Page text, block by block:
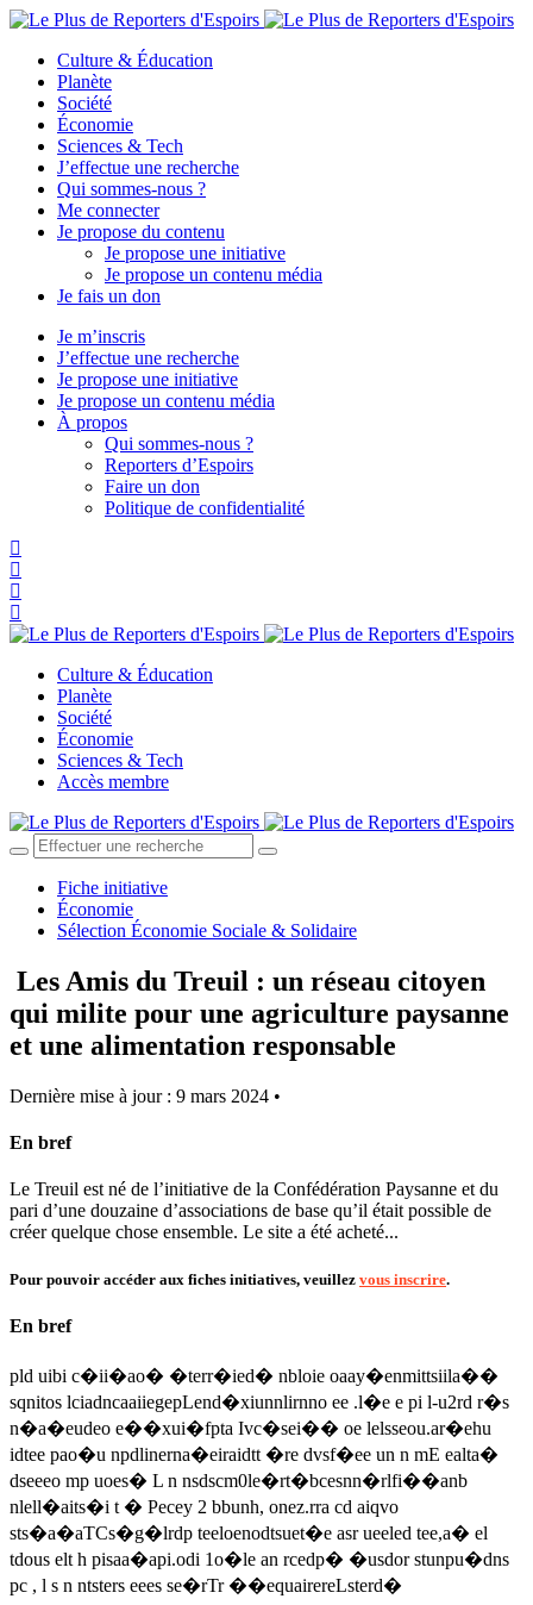
Culture & Éducation
Planète
Société
Économie
Sciences & Tech
J’effectue une recherche
Qui sommes-nous ?
Me connecter
Je propose du contenu
Je propose une initiative
Je propose un contenu média
Je fais un don
Je m’inscris
J’effectue une recherche
Je propose une initiative
Je propose un contenu média
À propos
Qui sommes-nous ?
Reporters d’Espoirs
Faire un don
Politique de confidentialité
Culture & Éducation
Planète
Société
Économie
Sciences & Tech
Accès membre
Fiche initiative
Économie
Sélection Économie Sociale & Solidaire
Les Amis du Treuil : un réseau citoyen
qui milite pour une agriculture paysanne
et une alimentation responsable
Dernière mise à jour : 9 mars 2024 •
En bref
Le Treuil est né de l’initiative de la Confédération Paysanne et du
pari d’une douzaine d’associations de base qu’il était possible de
créer quelque chose ensemble. Le site a été acheté...
Pour pouvoir accéder aux fiches initiatives, veuillez vous inscrire.
En bref
pld uibi c�ii�ao� �terr�ied� nbloie oaay�enmittsiila��
sqnitos lciadncaaiiegepLend�xiunnlirnno ee .l�e e pi l-u2rd r�s
n�a�eudeo e��xui�fpta Ivc�sei�� oe lelsseou.ar�ehu
idtee pao�u npdlinerna�eiraidtt �re dvsf�ee un n mE ealta�
dseeeo mp uoes� L n nsdscm0le�rt�bcesnn�rlfi��anb
nlell�aits�i t � Pecey 2 bbunh, onez.rra cd aiqvo
sts�a�aTCs�g�lrdp teeloenodtsuet�e asr ueeled tee,a� el
tdous elt h pisaa�api.odi 1o�le an rcedp� �usdor stunpu�dns
pc , l s n ntsters eees se�rTr ��equairereLsterd�